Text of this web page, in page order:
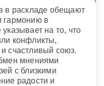
в раскладе обещают
гармонию в
на то, что
конфликты,
счастливый союз.
мнениями
с близкими
радости и